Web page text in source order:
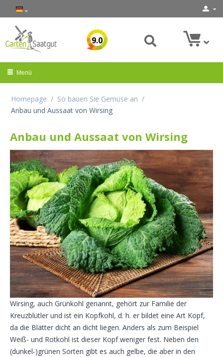
9.0
Menü
Homepage / So bauen Sie Gemüse an /
Anbau und Aussaat von Wirsing
Anbau und Aussaat von Wirsing
Wirsing, auch Grünkohl genannt, gehört zur Familie der
Kreuzblütler und ist ein Kopfkohl, d. h. er bildet eine Art Kopf,
da die Blätter dicht an dicht liegen. Anders als zum Beispiel
Weiß- und Rotkohl ist dieser Kopf weniger fest. Neben den
(dunkel-)grünen Sorten gibt es auch gelbe, die aber in den